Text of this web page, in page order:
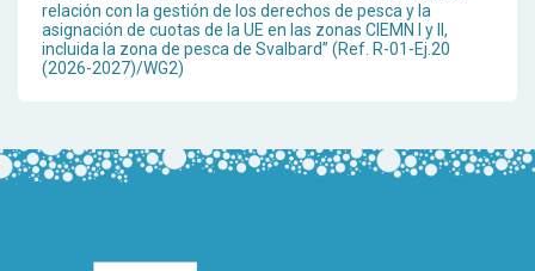
relación con la gestión de los derechos de pesca y la
asignación de cuotas de la UE en las zonas CIEMN I y II,
incluida la zona de pesca de Svalbard” (Ref. R-01-Ej.20
(2026-2027)/WG2)